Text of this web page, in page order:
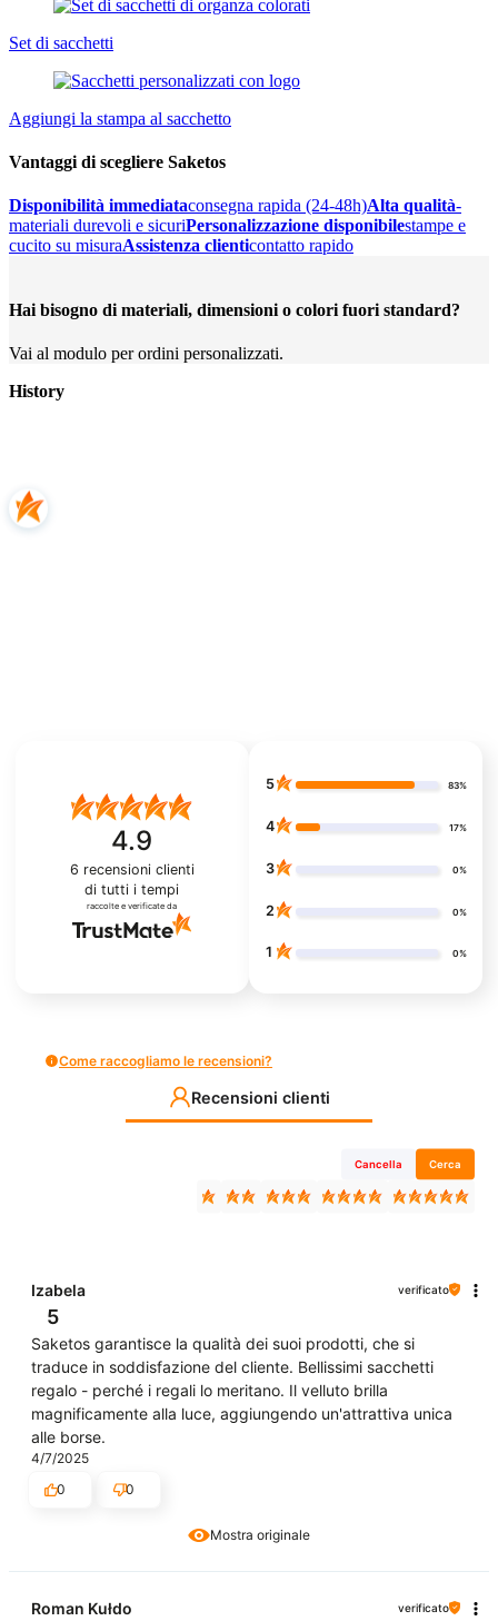
Set di sacchetti
Aggiungi la stampa al sacchetto
Vantaggi di scegliere Saketos
Disponibilità immediataconsegna rapida (24-48h)Alta qualità-
materiali durevoli e sicuriPersonalizzazione disponibilestampe e
cucito su misuraAssistenza clienticontatto rapido
Hai bisogno di materiali, dimensioni o colori fuori standard?
Vai al modulo per ordini personalizzati.
History
4.9
6 recensioni clienti
di tutti i tempi
raccolte e verificate da
5 83%
4 17%
3 0%
2 0%
1 0%
Come raccogliamo le recensioni?
Recensioni clienti
Cancella Cerca
Mostra originale
Izabela verificato
5
Saketos garantisce la qualità dei suoi prodotti, che si
traduce in soddisfazione del cliente. Bellissimi sacchetti
regalo - perché i regali lo meritano. Il velluto brilla
magnificamente alla luce, aggiungendo un'attrattiva unica
alle borse.
4/7/2025
0
0
Roman Kułdo verificato